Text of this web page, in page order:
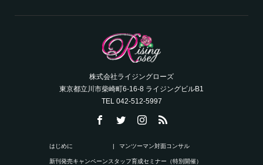
株式会社ライジングローズ
東京都立川市柴崎町6-16-8 ライジングビルB1
TEL 042-512-5997
はじめに
新刊発売キャンペーン
マンツーマン対面コンサル
スタッフ育成セミナー（特別開催）